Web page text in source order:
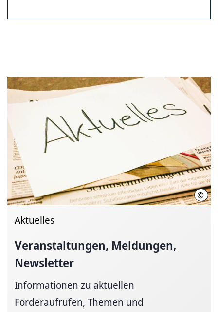
©
Aktuelles
Veranstaltungen, Meldungen,
Newsletter
Informationen zu aktuellen
Förderaufrufen, Themen und